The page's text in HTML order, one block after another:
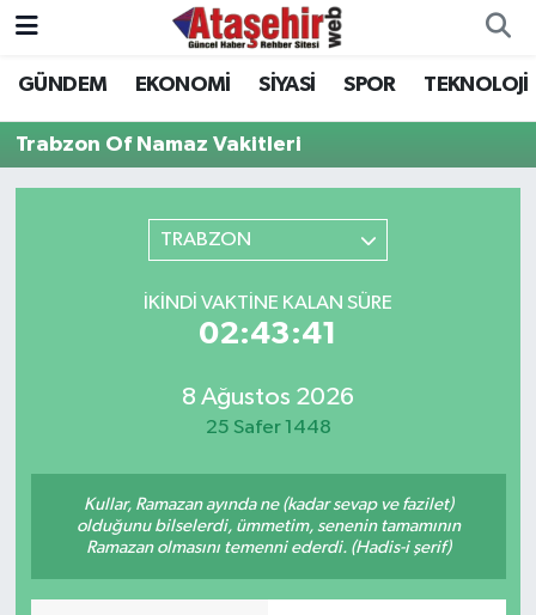
GÜNDEM EKONOMİ SİYASİ SPOR TEKNOLOJİ
Trabzon Of Namaz Vakitleri
TRABZON
İKINDI VAKTINE KALAN SÜRE
02:43:41
8 Ağustos 2026
25 Safer 1448
Kullar, Ramazan ayında ne (kadar sevap ve fazilet)
olduğunu bilselerdi, ümmetim, senenin tamamının
Ramazan olmasını temenni ederdi. (Hadis-i şerif)
Hava Durumu
Trafik Durumu
Son Dakika Haberleri